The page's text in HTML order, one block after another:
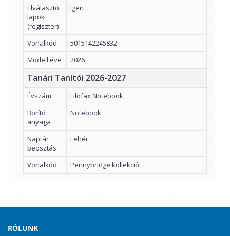
Elválasztó
lapok
(regiszter)
Igen
Vonalkód
5015142245832
Modell éve
2026
Tanári Tanítói 2026-2027
Évszám
Filofax Notebook
Borító
anyaga
Notebook
Naptár
beosztás
Fehér
Vonalkód Pennybridge kollekció
RÓLUNK